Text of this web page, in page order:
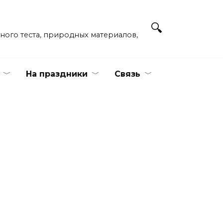
теста, природных материалов,
На праздники Связь